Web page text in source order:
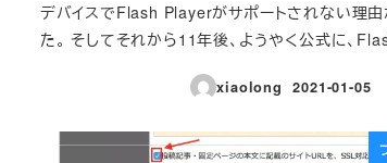
デバイスでFlash Playerがサポートされない理由
た。 そしてそれから11年後、ようやく公式に、
xiaolong
投稿日
2021-01-05